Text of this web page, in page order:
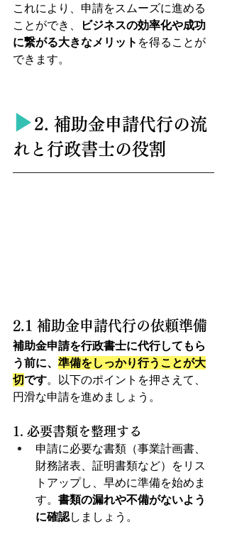
これにより、申請をスムーズに進める
ことができ、
ビジネスの効率化や成功
に繋がる大きなメリット を得ることが
できます。
▶︎ 2. 補助金申請代行の流
れと行政書士の役割
2.1 補助金申請代行の依頼準備
補助金申請を行政書士に代行してもら
う前に、 準備をしっかり行うことが大
切です。以下のポイントを押さえて、
円滑な申請を進めましょう。
1. 必要書類を整理する
申請に必要な書類（事業計画書、
財務諸表、証明書類など）をリス
トアップし、早めに準備を始めま
す。 書類の漏れや不備がないよう
に確認しましょう。